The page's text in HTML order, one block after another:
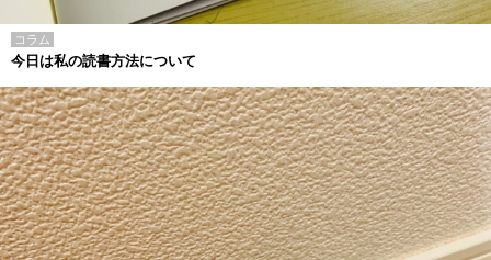
コラム
今日は私の読書方法について